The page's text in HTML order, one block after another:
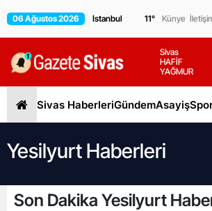
06 Ağustos 2026 11° Künye
Sivas
HAFİF
YAĞMUR
Sivas HaberleriGündemAsayiş
Yesilyurt Haberleri
Son Dakika Yesilyurt